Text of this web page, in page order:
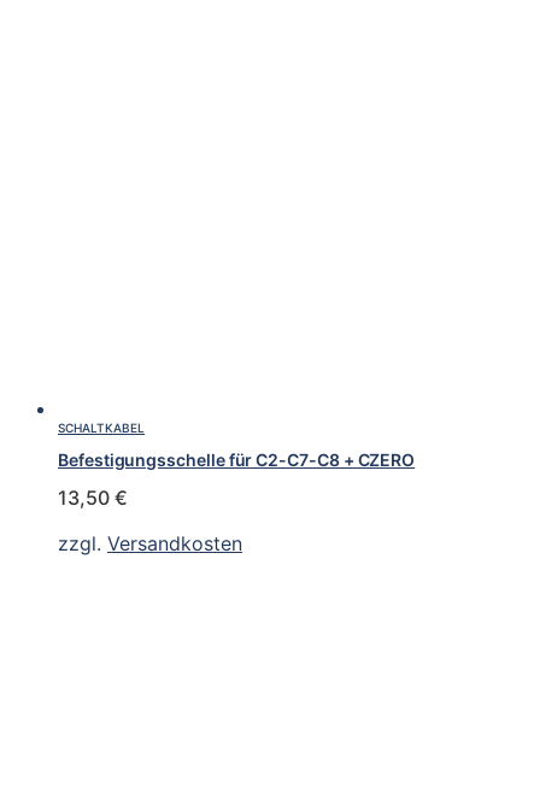
SCHALTKABEL
Befestigungsschelle für C2-C7-C8 + CZERO
13,50 €
zzgl. Versandkosten